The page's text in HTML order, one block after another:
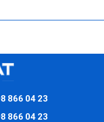
866 04 23
866 04 23